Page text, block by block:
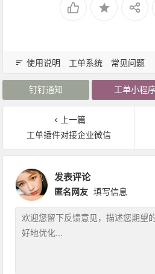
使用说明 工单系统 常见问题
钉钉通知 工单小程
上一篇
工单插件对接企业微信
发表评论
匿名网友 填写信息